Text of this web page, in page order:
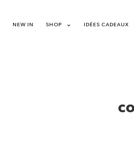
NEW IN SHOP IDÉES CADEAUX